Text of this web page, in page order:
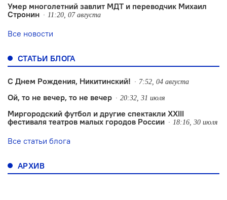
Умер многолетний завлит МДТ и переводчик Михаил
Стронин
11:20, 07 августа
Все новости
СТАТЬИ БЛОГА
С Днем Рождения, Никитинский! 7:52, 04 августа
Ой, то не вечер, то не вечер 20:32, 31 июля
Миргородский футбол и другие спектакли XXIII
фестиваля театров малых городов России
18:16, 30 июля
Все статьи блога
АРХИВ